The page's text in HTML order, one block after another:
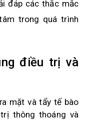
đáp các thắc mắc
trong quá trình
điều trị và
mặt và tẩy tế bào
thông thoáng và